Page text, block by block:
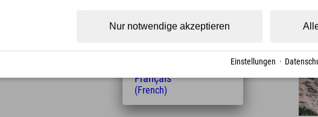
6.1 13
Nur notwendige akzeptieren
Einstellungen ·
Magyar
Nederlands
Français
(French)